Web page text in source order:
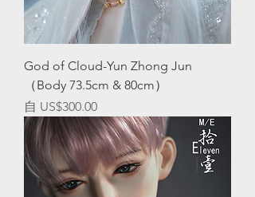
God of Cloud-Yun Zhong Jun
（Body 73.5cm & 80cm）
自 US$300.00
促銷價格